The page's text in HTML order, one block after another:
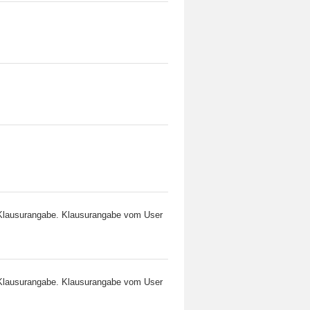
Klausurangabe vom User
Klausurangabe vom User